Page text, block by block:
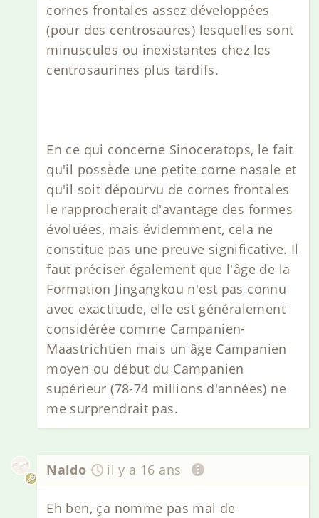
cornes frontales assez développées
(pour des centrosaures) lesquelles sont
minuscules ou inexistantes chez les
centrosaurines plus tardifs.
En ce qui concerne Sinoceratops, le fait
qu'il possède une petite corne nasale et
qu'il soit dépourvu de cornes frontales
le rapprocherait d'avantage des formes
évoluées, mais évidemment, cela ne
constitue pas une preuve significative. Il
faut préciser également que l'âge de la
Formation Jingangkou n'est pas connu
avec exactitude, elle est généralement
considérée comme Campanien-
Maastrichtien mais un âge Campanien
moyen ou début du Campanien
supérieur (78-74 millions d'années) ne
me surprendrait pas.
Naldo il y a 16 ans
Eh ben, ça nomme pas mal de